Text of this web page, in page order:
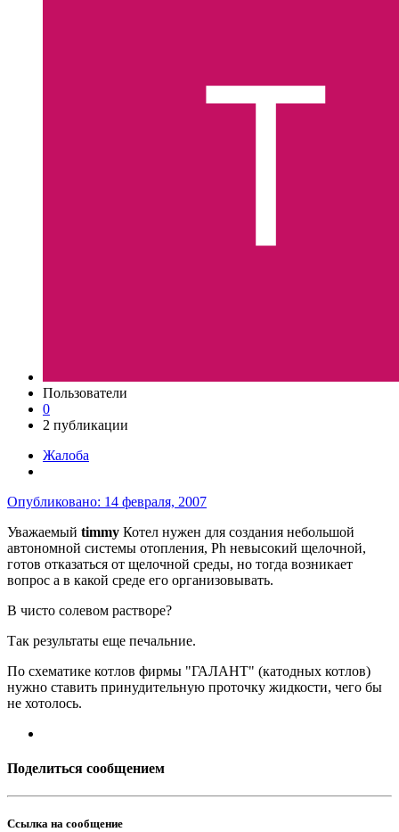
Пользователи
0
2 публикации
Жалоба
Опубликовано: 14 февраля, 2007
Уважаемый timmy Котел нужен для создания небольшой
автономной системы отопления, Ph невысокий щелочной,
готов отказаться от щелочной среды, но тогда возникает
вопрос а в какой среде его организовывать.
В чисто солевом растворе?
Так результаты еще печальние.
По схематике котлов фирмы "ГАЛАНТ" (катодных котлов)
нужно ставить принудительную проточку жидкости, чего бы
не хотолось.
Поделиться сообщением
Ссылка на сообщение